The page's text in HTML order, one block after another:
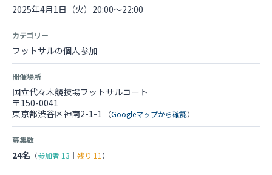
2025年4月1日（火）20:00～22:00
カテゴリー
フットサルの個人参加
開催場所
国立代々木競技場フットサルコート
〒150-0041
東京都渋谷区神南2-1-1
（Googleマップから確認）
募集数
24名 （参加者 13 ｜ 残り 11 ）